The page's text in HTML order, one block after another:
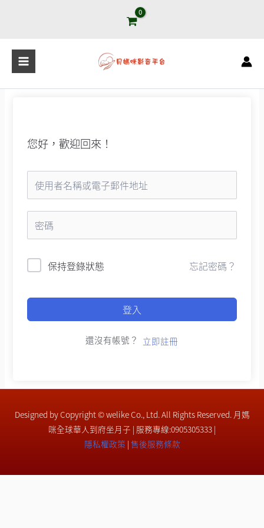
容
您好，歡迎回來！
保持登錄狀態 忘記密碼？
登入
還沒有帳號？ 立即註冊
Designed by Copyright © welike Co., Ltd. All Rights Reserved. 月媽
咪全球華人到府坐月子 | 服務專線:0905305333 |
隱私權政策 | 售後服務條款